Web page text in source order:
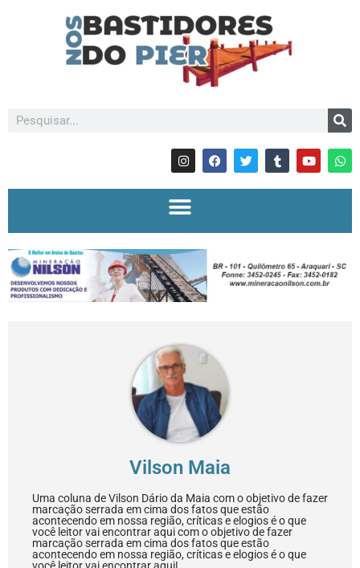
Vilson Maia
Uma coluna de Vilson Dário da Maia com o objetivo de fazer
marcação serrada em cima dos fatos que estão
acontecendo em nossa região, críticas e elogios é o que
você leitor vai encontrar aqui com o objetivo de fazer
marcação serrada em cima dos fatos que estão
acontecendo em nossa região, críticas e elogios é o que